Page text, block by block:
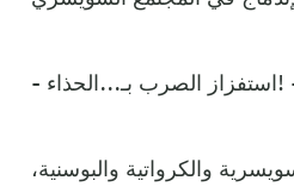
بـ...الحذاء! -
للجنسيات السويسرية والكرواتية والبوسنية،